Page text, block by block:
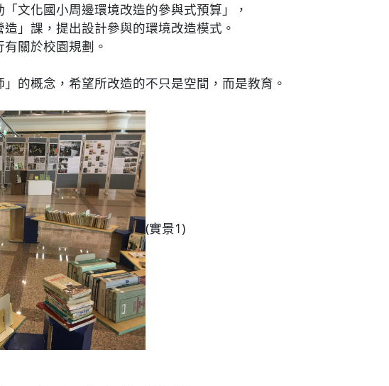
文化國小周邊環境改造的參與式預算」，
」課，提出設計參與的環境改造模式。
關於校園規劃。
的概念，希望所改造的不只是空間，而是教育。
(實景1)